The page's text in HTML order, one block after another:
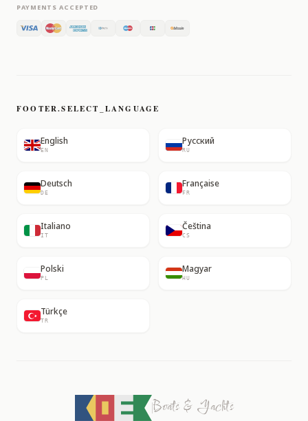
PAYMENTS ACCEPTED
FOOTER.SELECT_LANGUAGE
English
EN
Русский
RU
Deutsch
DE
Française
FR
Italiano
IT
Čeština
CS
Polski
PL
Magyar
HU
Türkçe
TR
Boats & Yachts